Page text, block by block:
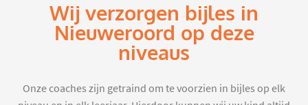
Wij verzorgen bijles in
Nieuweroord op deze
niveaus
Onze coaches zijn getraind om te voorzien in bijles op elk